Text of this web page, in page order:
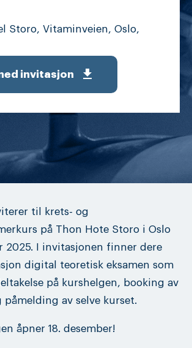
Storo, Vitaminveien, Oslo,
invitasjon get_app
til krets- og
på Thon Hote Storo i Oslo
2025. I invitasjonen finner dere
digital teoretisk eksamen som
på kurshelgen, booking av
av selve kurset.
åpner 18. desember!